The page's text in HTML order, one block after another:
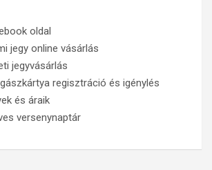
oldal
jegy online vásárlás
jegyvásárlás
regisztráció és igénylés
és áraik
versenynaptár